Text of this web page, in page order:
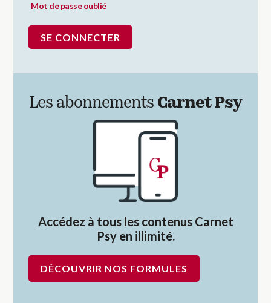
Mot de passe oublié
Les abonnements Carnet Psy
Accédez à tous les contenus Carnet
Psy en illimité.
DÉCOUVRIR NOS FORMULES